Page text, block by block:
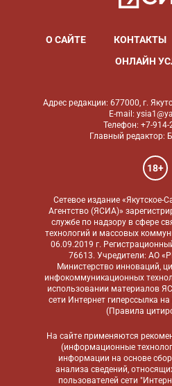
О САЙТЕ КОНТАКТЫ
ОНЛАЙН
Адрес редакции: 677000, г.
E-mail:
Телефон: +7-914-
Главный редактор:
18+
Сетевое издание
Агентство (ЯСИА)»
службе по надзору в сфере
технологий и массовых
06.09.2019 г.
76613. Учредители: АО
Министерство инноваций,
инфокоммуникационных
использовании материалов
сети Интернет гиперссылка
(Правила
На сайте применяются
(информационные
информации на основе
анализа сведений,
пользователей сети